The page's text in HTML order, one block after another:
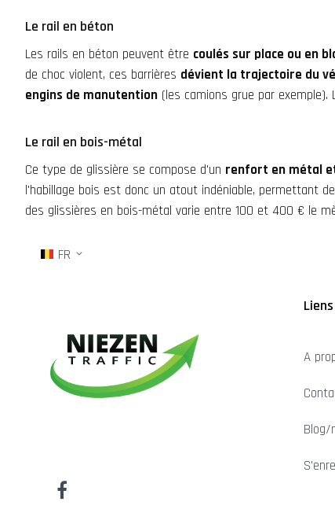
Le rail en béton
Les rails en béton peuvent être coulés sur place ou en
de choc violent, ces barrières dévient la trajectoire du
engins de manutention (les camions grue par
Le rail en bois-métal
Ce type de glissière se compose d'un renfort en métal
l'habillage bois est donc un atout indéniable, permettant de
des glissières en bois-métal varie entre 100 et 400 € le
FR
A
Blog/